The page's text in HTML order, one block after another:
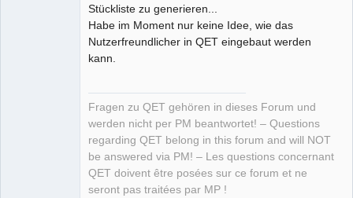
Stückliste zu generieren...
Habe im Moment nur keine Idee, wie das
Nutzerfreundlicher in QET eingebaut werden
kann.
Fragen zu QET gehören in dieses Forum und
werden nicht per PM beantwortet! – Questions
regarding QET belong in this forum and will NOT
be answered via PM! – Les questions concernant
QET doivent être posées sur ce forum et ne
seront pas traitées par MP !